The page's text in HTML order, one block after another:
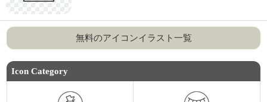
無料のアイコンイラスト一覧
Icon Category